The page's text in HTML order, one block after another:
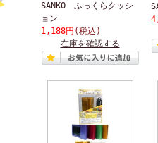
SANKO ふっくらクッシ
ョン
1,188円 (税込)
在庫を確認する